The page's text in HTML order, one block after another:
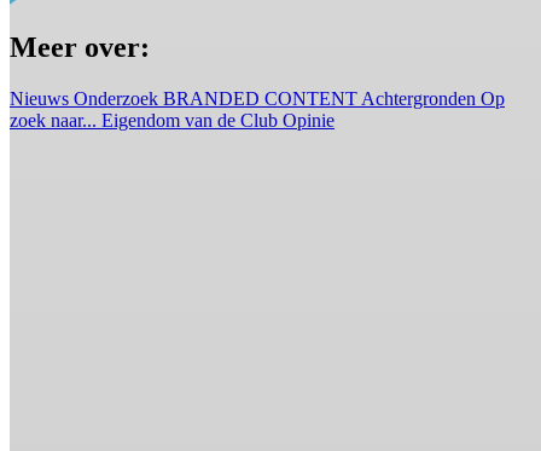
Meer over:
Nieuws Onderzoek BRANDED CONTENT Achtergronden Op
zoek naar... Eigendom van de Club Opinie